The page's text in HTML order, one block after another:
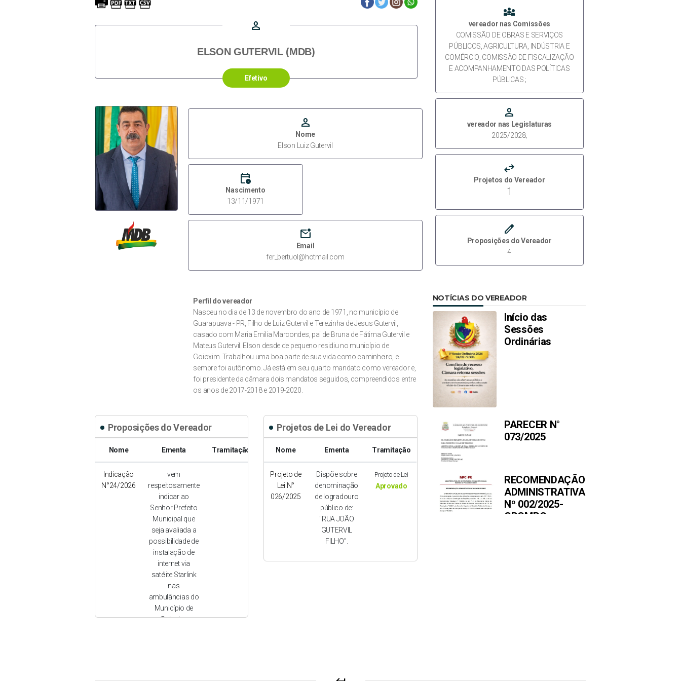
person
ELSON GUTERVIL (MDB)
Efetivo
person
Nome
Elson Luiz Gutervil
calendar_clock
Nascimento
13/11/1971
mark_email_unread
Email
fer_bertuol@hotmail.com
Perfil do vereador
Nasceu no dia de 13 de novembro do ano de 1971, no município de
Guarapuava - PR, Filho de Luiz Gutervil e Terezinha de Jesus Gutervil,
casado com Maria Emilia Marcondes, pai de Bruna de Fátima Gutervil e
Mateus Gutervil. Elson desde de pequeno residiu no município de
Goioxim. Trabalhou uma boa parte de sua vida como caminheiro, e
sempre foi autônomo. Já está em seu quarto mandato como vereador e,
foi presidente da câmara dois mandatos seguidos, compreendidos entre
os anos de 2017-2018 e 2019-2020.
Proposições do Vereador
Nome Ementa Tramitação
Indicação
N°24/2026
vem
respeitosamente
indicar ao
Senhor Prefeito
Municipal que
seja avaliada a
possibilidade de
instalação de
internet via
satélite Starlink
nas
ambulâncias do
Município de
Goioxim.
Projetos de Lei do Vereador
Nome Ementa Tramitação
Projeto de
Lei N°
026/2025
Dispõe sobre
denominação
de logradouro
público de:
"RUA JOÃO
GUTERVIL
FILHO".
Projeto de Lei
Aprovado
diversity_3
vereador nas Comissões
COMISSÃO DE OBRAS E SERVIÇOS
PÚBLICOS, AGRICULTURA, INDÚSTRIA E
COMÉRCIO; COMISSÃO DE FISCALIZAÇÃO
E ACOMPANHAMENTO DAS POLÍTICAS
PÚBLICAS ;
person
vereador nas Legislaturas
2025/2028;
swap_horiz
Projetos do Vereador
1
create
Proposições do Vereador
4
NOTÍCIAS DO VEREADOR
Início das
Sessões
Ordinárias
PARECER N°
073/2025
RECOMENDAÇÃO
ADMINISTRATIVA
Nº 002/2025-
GPGMPC